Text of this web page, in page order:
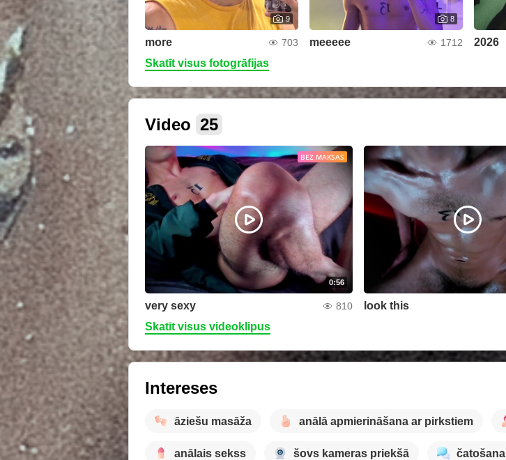
9
more 703
8
meeeee 1712 2026
Skatīt visus fotogrāfijas
Video 25
BEZ MAKSAS
0:56
very sexy 810 look this
Skatīt visus videoklipus
Intereses
āziešu masāža anālā apmierināšana ar pirkstiem
anālais sekss šovs kameras priekšā čatošana